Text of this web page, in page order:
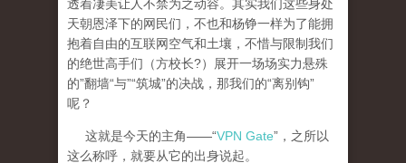
透着凄美让人不禁为之动容。其实我们这些身处
天朝恩泽下的网民们，不也和杨铮一样为了能拥
抱着自由的互联网空气和土壤，不惜与限制我们
的绝世高手们（方校长?）展开一场场实力悬殊
的”翻墙“与”“筑城”的决战，那我们的“离别钩”
呢？
这就是今天的主角——“VPN Gate”，之所以
这么称呼，就要从它的出身说起。